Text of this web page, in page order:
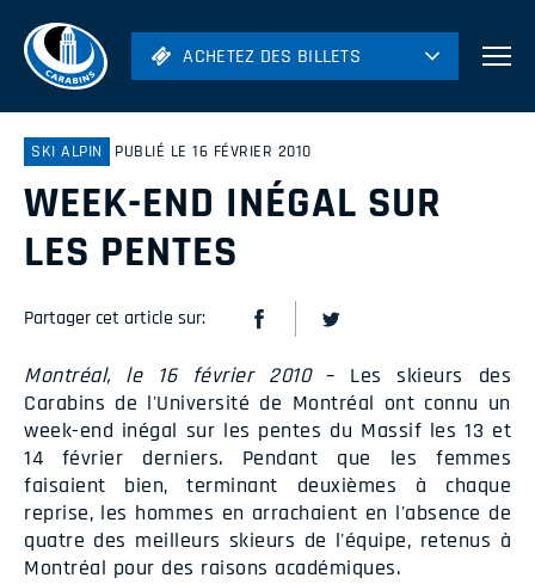
ACHETEZ DES BILLETS
Hockey
Soccer
Rugby
ACHETEZ DES BILLETS
SKI ALPIN PUBLIÉ LE 16 FÉVRIER 2010
WEEK-END INÉGAL SUR
LES PENTES
Partager cet article sur:
Montréal, le 16 février 2010– Les skieurs des
Carabins de l'Université de Montréal ont connu un
week-end inégal sur les pentes du Massif les 13 et
14 février derniers. Pendant que les femmes
faisaient bien, terminant deuxièmes à chaque
reprise, les hommes en arrachaient en l'absence de
quatre des meilleurs skieurs de l'équipe, retenus à
Montréal pour des raisons académiques.